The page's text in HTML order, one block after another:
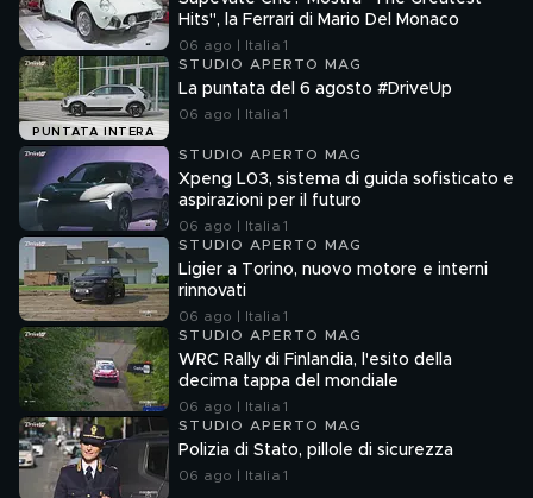
Hits", la Ferrari di Mario Del Monaco
06 ago | Italia 1
PUNTATA INTERA
STUDIO APERTO MAG
La puntata del 6 agosto #DriveUp
06 ago | Italia 1
STUDIO APERTO MAG
Xpeng L03, sistema di guida sofisticato e
aspirazioni per il futuro
06 ago | Italia 1
STUDIO APERTO MAG
Ligier a Torino, nuovo motore e interni
rinnovati
06 ago | Italia 1
STUDIO APERTO MAG
WRC Rally di Finlandia, l'esito della
decima tappa del mondiale
06 ago | Italia 1
STUDIO APERTO MAG
Polizia di Stato, pillole di sicurezza
06 ago | Italia 1